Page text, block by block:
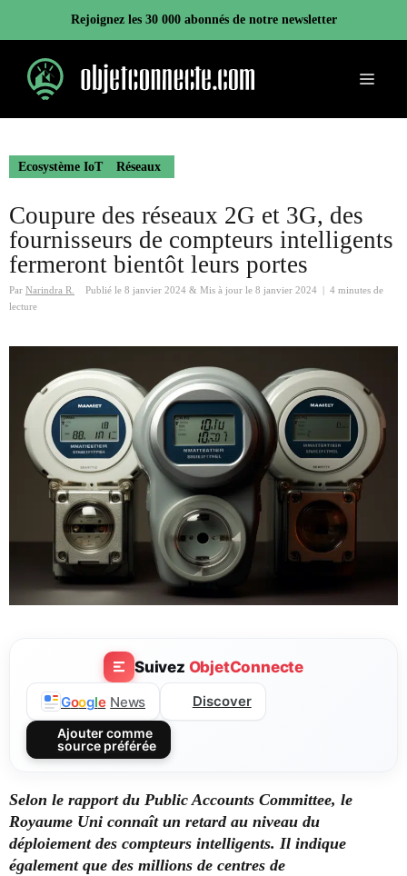
contenu
Rejoignez les 30 000 abonnés de notre newsletter
Menu
Ecosystème IoT Réseaux
Coupure des réseaux 2G et 3G, des
fournisseurs de compteurs intelligents
fermeront bientôt leurs portes
Par Narindra R. Publié le 8 janvier 2024 & Mis à jour le 8 janvier 2024
4 minutes de
lecture
Suivez ObjetConnecte
Google News Discover
Ajouter comme
source préférée
Selon le rapport du Public Accounts Committee, le
Royaume Uni connaît un retard au niveau du
déploiement des compteurs intelligents. Il indique
également que des millions de centres de